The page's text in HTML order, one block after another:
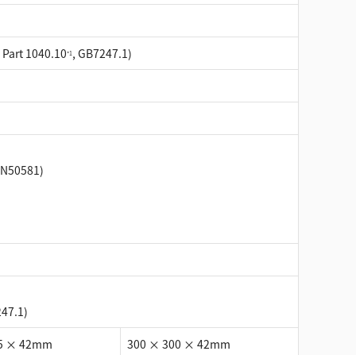
1040.10*1 , GB7247.1)
× 42mm 300 × 300 × 42mm